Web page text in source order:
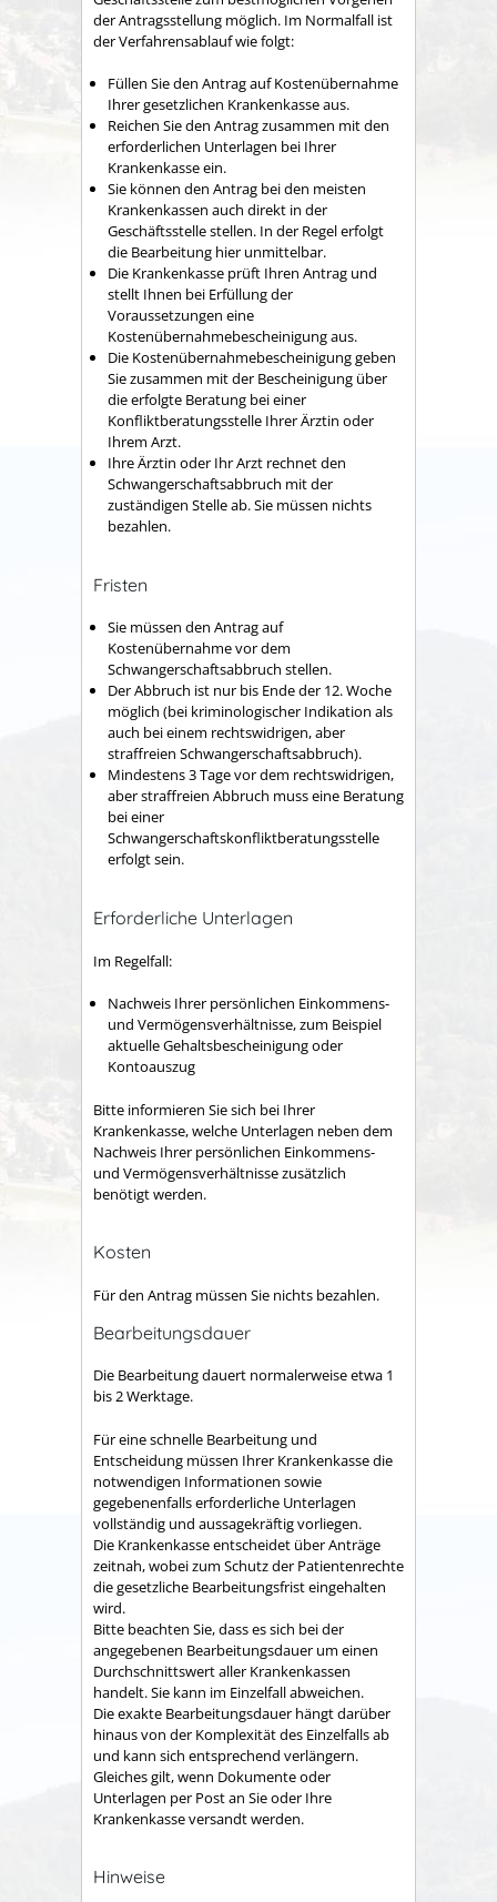
der Antragsstellung möglich. Im Normalfall ist
der Verfahrensablauf wie folgt:
Füllen Sie den Antrag auf Kostenübernahme
Ihrer gesetzlichen Krankenkasse aus.
Reichen Sie den Antrag zusammen mit den
erforderlichen Unterlagen bei Ihrer
Krankenkasse ein.
Sie können den Antrag bei den meisten
Krankenkassen auch direkt in der
Geschäftsstelle stellen. In der Regel erfolgt
die Bearbeitung hier unmittelbar.
Die Krankenkasse prüft Ihren Antrag und
stellt Ihnen bei Erfüllung der
Voraussetzungen eine
Kostenübernahmebescheinigung aus.
Die Kostenübernahmebescheinigung geben
Sie zusammen mit der Bescheinigung über
die erfolgte Beratung bei einer
Konfliktberatungsstelle Ihrer Ärztin oder
Ihrem Arzt.
Ihre Ärztin oder Ihr Arzt rechnet den
Schwangerschaftsabbruch mit der
zuständigen Stelle ab. Sie müssen nichts
bezahlen.
Fristen
Sie müssen den Antrag auf
Kostenübernahme vor dem
Schwangerschaftsabbruch stellen.
Der Abbruch ist nur bis Ende der 12. Woche
möglich (bei kriminologischer Indikation als
auch bei einem rechtswidrigen, aber
straffreien Schwangerschaftsabbruch).
Mindestens 3 Tage vor dem rechtswidrigen,
aber straffreien Abbruch muss eine Beratung
bei einer
Schwangerschaftskonfliktberatungsstelle
erfolgt sein.
Erforderliche Unterlagen
Im Regelfall:
Nachweis Ihrer persönlichen Einkommens-
und Vermögensverhältnisse, zum Beispiel
aktuelle Gehaltsbescheinigung oder
Kontoauszug
Bitte informieren Sie sich bei Ihrer
Krankenkasse, welche Unterlagen neben dem
Nachweis Ihrer persönlichen Einkommens-
und Vermögensverhältnisse zusätzlich
benötigt werden.
Kosten
Für den Antrag müssen Sie nichts bezahlen.
Bearbeitungsdauer
Die Bearbeitung dauert normalerweise etwa 1
bis 2 Werktage.
Für eine schnelle Bearbeitung und
Entscheidung müssen Ihrer Krankenkasse die
notwendigen Informationen sowie
gegebenenfalls erforderliche Unterlagen
vollständig und aussagekräftig vorliegen.
Die Krankenkasse entscheidet über Anträge
zeitnah, wobei zum Schutz der Patientenrechte
die gesetzliche Bearbeitungsfrist eingehalten
wird.
Bitte beachten Sie, dass es sich bei der
angegebenen Bearbeitungsdauer um einen
Durchschnittswert aller Krankenkassen
handelt. Sie kann im Einzelfall abweichen.
Die exakte Bearbeitungsdauer hängt darüber
hinaus von der Komplexität des Einzelfalls ab
und kann sich entsprechend verlängern.
Gleiches gilt, wenn Dokumente oder
Unterlagen per Post an Sie oder Ihre
Krankenkasse versandt werden.
Hinweise